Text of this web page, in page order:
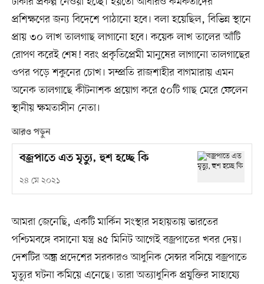
প্রশিক্ষণের জন্য বিদেশে পাঠানো হবে। বলা হয়েছিল, বিভিন্ন স্থানে
প্রায় ৩০ লাখ তালগাছ লাগানো হবে। কয়েক লাখ তালের আঁটি
রোপণ করেই শেষ! বরং প্রকৃতিপ্রেমী মানুষের লাগানো তালগাছের
ওপর পড়ে শকুনের চোখ। সম্প্রতি রাজশাহীর বাগমারায় এমন
অনেক তালগাছে কীটনাশক প্রয়োগ করে ৫০টি গাছ মেরে ফেলেন
স্থানীয় ক্ষমতাসীন নেতা।
আরও পড়ুন
বজ্রপাতে এত মৃত্যু, হুশ হচ্ছে কি
২৪ মে ২০২১
আমরা জেনেছি, একটি মার্কিন সংস্থার সহায়তায় ভারতের
পশ্চিমবঙ্গে বসানো যন্ত্র ৪৫ মিনিট আগেই বজ্রপাতের খবর দেয়।
দেশটির অন্ধ্র প্রদেশের সরকারও আধুনিক সেন্সর বসিয়ে বজ্রপাতে
মৃত্যুর ঘটনা কমিয়ে এনেছে। তারা অত্যাধুনিক প্রযুক্তির সাহায্যে